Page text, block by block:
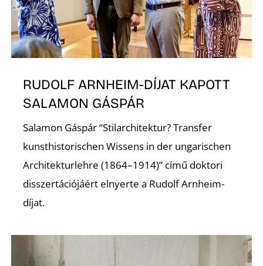
RUDOLF ARNHEIM-DÍJAT KAPOTT
SALAMON GÁSPÁR
Salamon Gáspár “Stilarchitektur? Transfer
kunsthistorischen Wissens in der ungarischen
Architekturlehre (1864–1914)” című doktori
disszertációjáért elnyerte a Rudolf Arnheim-
díjat.